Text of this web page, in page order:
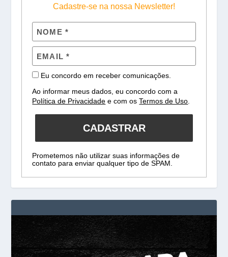
Cadastre-se na nossa Newsletter!
Eu concordo em receber comunicações.
Ao informar meus dados, eu concordo com a
Política de Privacidade e com osTermos de Uso
CADASTRAR
Prometemos não utilizar suas informações de
contato para enviar qualquer tipo de SPAM.